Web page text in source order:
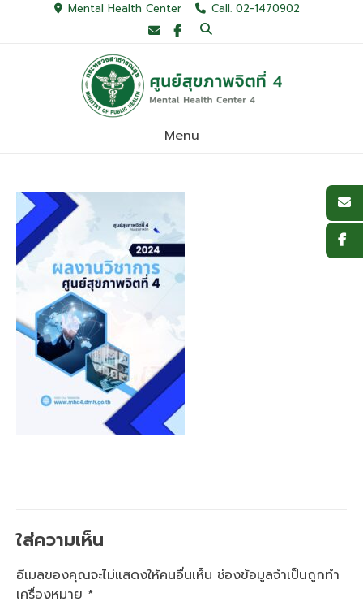
Mental Health Center Call. 02-1470902
Menu
ใส่ความเห็น
อีเมลของคุณจะไม่แสดงให้คนอื่นเห็น ช่องข้อมูลจำเป็นถูกทำ
เครื่องหมาย *